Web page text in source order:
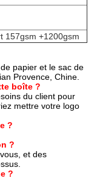
157gsm +1200gsm
papier et le sac de
Provence, Chine.
boîte ?
du client pour
mettre votre logo
?
?
et des
?